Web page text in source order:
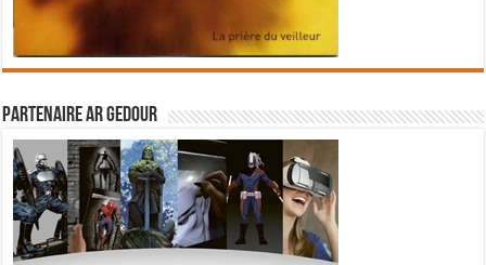
Partenaire Ar Gedour